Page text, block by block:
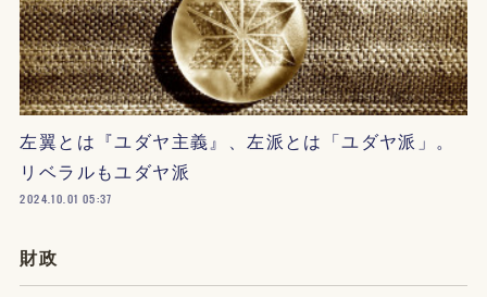
左翼とは『ユダヤ主義』、左派とは「ユダヤ派」。
リベラルもユダヤ派
2024.10.01 05:37
財政